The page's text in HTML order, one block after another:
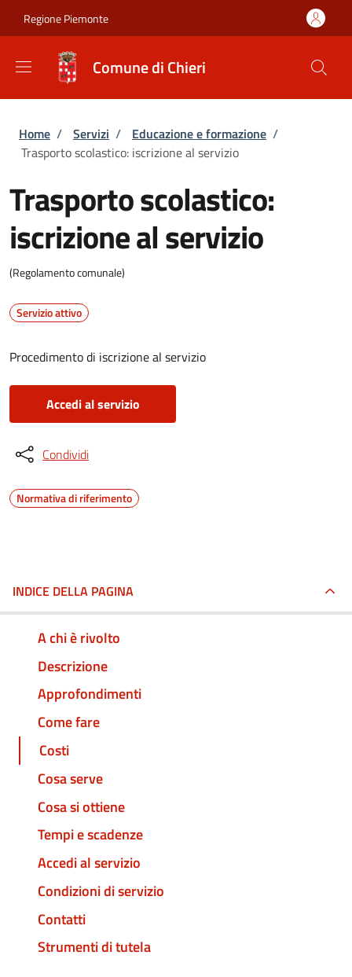
Regione Piemonte
Comune di Chieri
Briciole di pane
Home / Servizi / Educazione e formazione /
Trasporto scolastico: iscrizione al servizio
Trasporto scolastico:
iscrizione al servizio
(Regolamento comunale)
Servizio attivo
Procedimento di iscrizione al servizio
Accedi al servizio
Condividi
Normativa di riferimento
INDICE DELLA PAGINA
A chi è rivolto
Descrizione
Approfondimenti
Come fare
Costi
Cosa serve
Cosa si ottiene
Tempi e scadenze
Accedi al servizio
Condizioni di servizio
Contatti
Strumenti di tutela